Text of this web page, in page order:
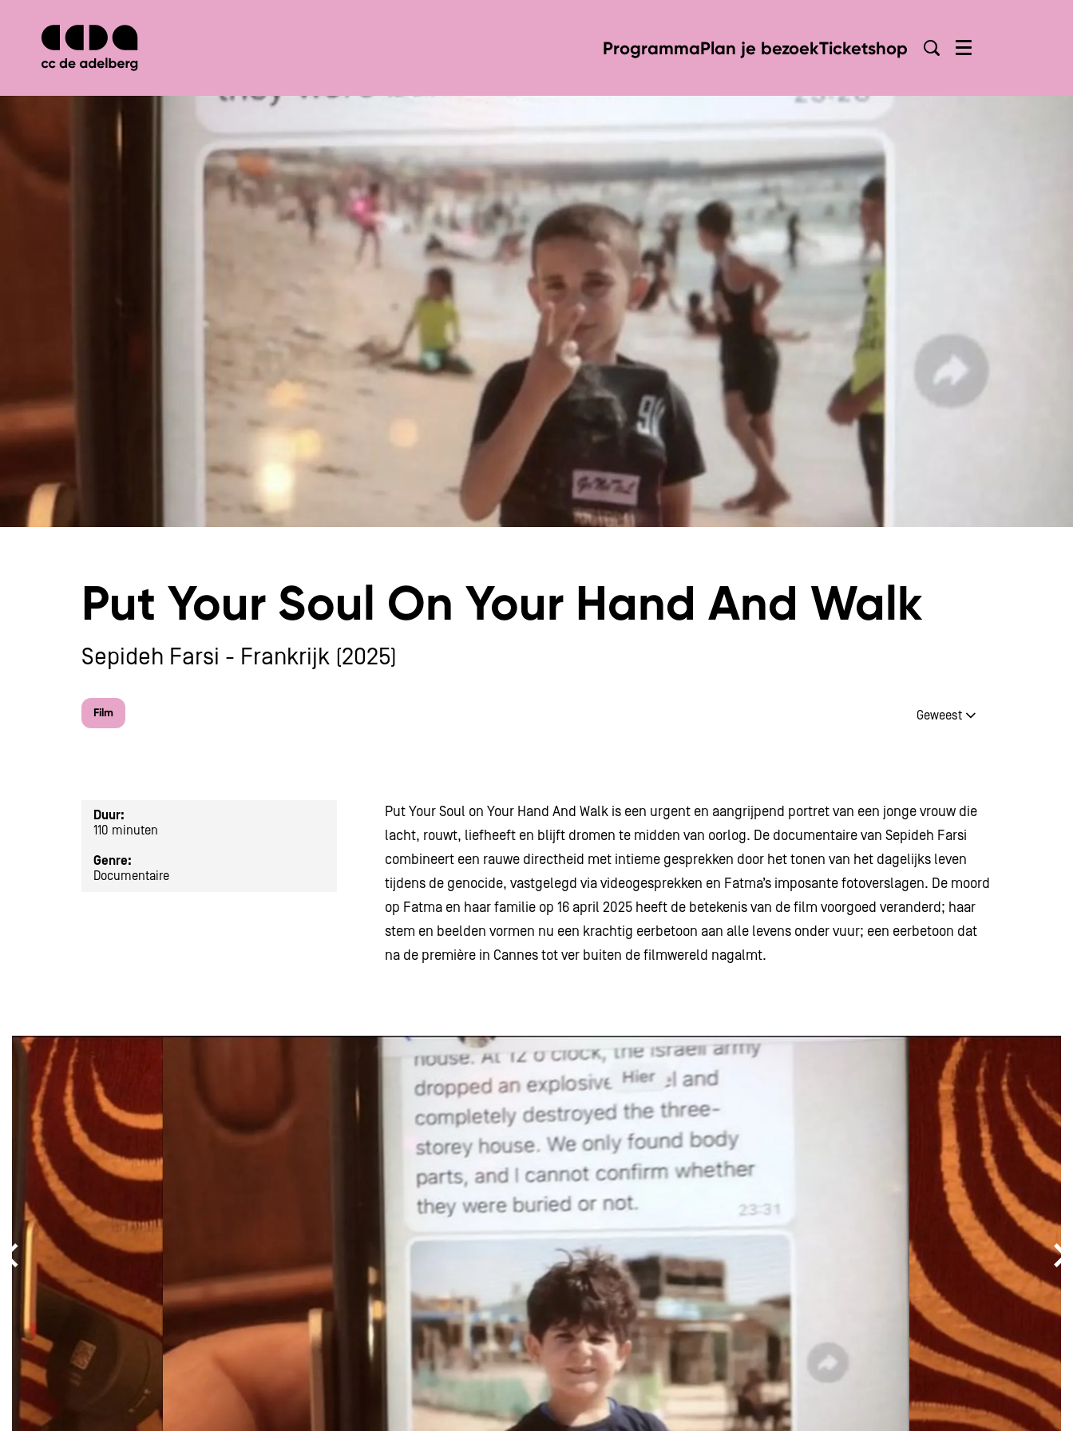
ProgrammaPlan je bezoekTicketshop Menu
Put Your Soul On Your Hand And Walk
Sepideh Farsi - Frankrijk (2025)
Film Geweest
Put Your Soul on Your Hand And Walk is een urgent en aangrijpend portret van een jonge vrouw die
lacht, rouwt, liefheeft en blijft dromen te midden van oorlog. De documentaire van Sepideh Farsi
combineert een rauwe directheid met intieme gesprekken door het tonen van het dagelijks leven
tijdens de genocide, vastgelegd via videogesprekken en Fatma’s imposante fotoverslagen. De moord
op Fatma en haar familie op 16 april 2025 heeft de betekenis van de film voorgoed veranderd; haar
stem en beelden vormen nu een krachtig eerbetoon aan alle levens onder vuur; een eerbetoon dat
na de première in Cannes tot ver buiten de filmwereld nagalmt.
Duur:
110 minuten
Genre:
Documentaire
Overslaan
Inzoomen